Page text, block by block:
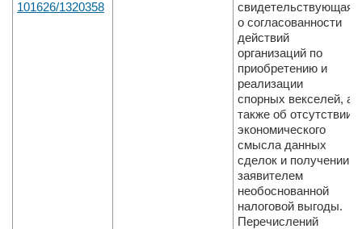
101626/13­20­358
свидетельствующая
о согласованности
действий
организаций по
приобретению и
реализации
спорных векселей, а
также об отсутствии
экономического
смысла данных
сделок и получении
заявителем
необоснованной
налоговой выгоды.
Перечислений